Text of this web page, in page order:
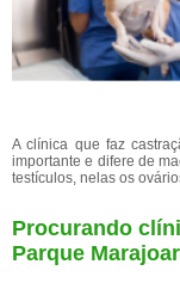
A clínica que faz
importante e difere de
testículos, nelas os
Procurando
Parque